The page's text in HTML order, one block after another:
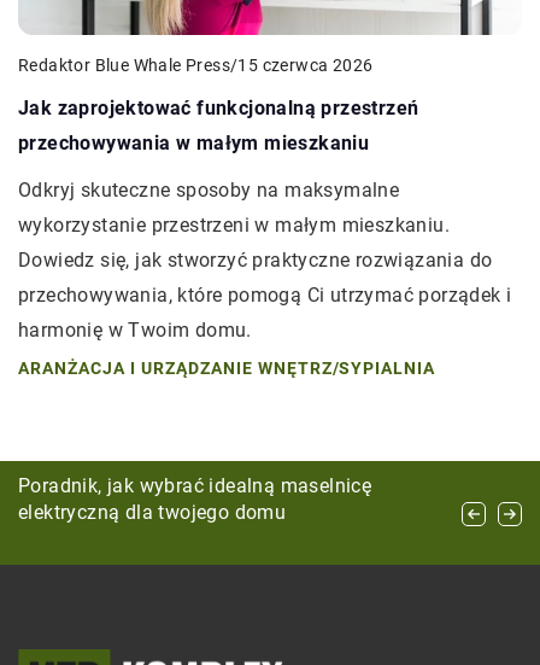
Redaktor Blue Whale Press/15 czerwca 2026
Jak zaprojektować funkcjonalną przestrzeń
przechowywania w małym mieszkaniu
Odkryj skuteczne sposoby na maksymalne
wykorzystanie przestrzeni w małym mieszkaniu.
Dowiedz się, jak stworzyć praktyczne rozwiązania do
przechowywania, które pomogą Ci utrzymać porządek i
harmonię w Twoim domu.
ARANŻACJA I URZĄDZANIE WNĘTRZ/SYPIALNIA
Jak obniżenie kosztów energetycznych dzięki
zastosowaniu technologii słonecznej wpływa na
Poradnik, jak wybrać idealną maselnicę
elektryczną dla twojego domu
Sztuka wyboru idealnych szklanek do
codziennego rytuału picia herbaty i kawy